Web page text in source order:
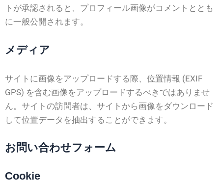
トが承認されると、プロフィール画像がコメントととも
に一般公開されます。
メディア
サイトに画像をアップロードする際、位置情報 (EXIF
GPS) を含む画像をアップロードするべきではありませ
ん。サイトの訪問者は、サイトから画像をダウンロード
して位置データを抽出することができます。
お問い合わせフォーム
Cookie